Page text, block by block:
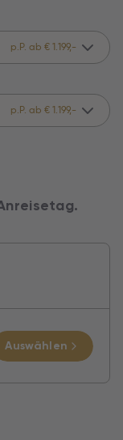
p.P. ab € 1.199,-
p.P. ab € 1.199,-
Auswählen